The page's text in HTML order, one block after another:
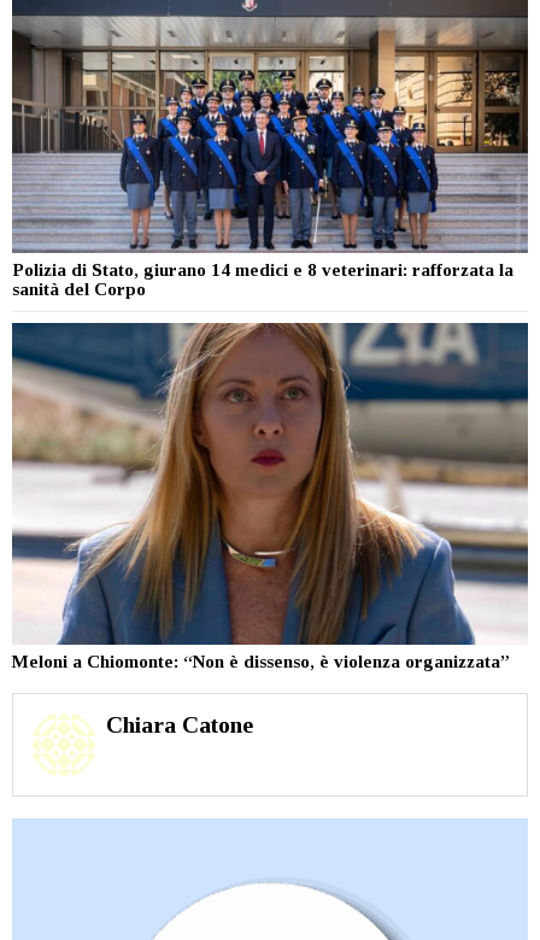
Polizia di Stato, giurano 14 medici e 8 veterinari: rafforzata la
sanità del Corpo
Meloni a Chiomonte: “Non è dissenso, è violenza organizzata”
Chiara Catone